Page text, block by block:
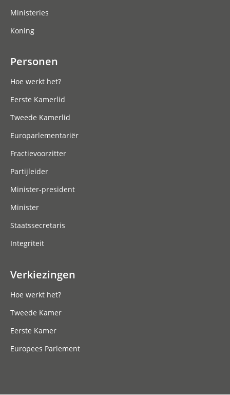
Ministeries
Koning
Personen
Hoe werkt het?
Eerste Kamerlid
Tweede Kamerlid
Europarlementariër
Fractievoorzitter
Partijleider
Minister-president
Minister
Staatssecretaris
Integriteit
Verkiezingen
Hoe werkt het?
Tweede Kamer
Eerste Kamer
Europees Parlement